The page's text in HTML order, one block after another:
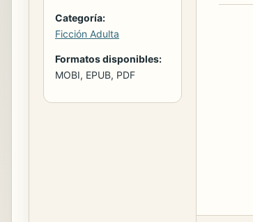
Categoría:
Ficción Adulta
Formatos disponibles:
MOBI, EPUB, PDF